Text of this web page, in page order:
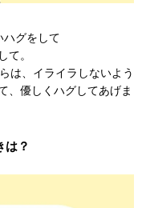
グをして
て。
は、イライラしないよう
、優しくハグしてあげま
は？